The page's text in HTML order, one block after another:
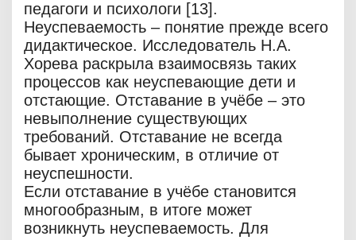
педагоги и психологи [13].
Неуспеваемость – понятие прежде всего
дидактическое. Исследователь Н.А.
Хорева раскрыла взаимосвязь таких
процессов как неуспевающие дети и
отстающие. Отставание в учёбе – это
невыполнение существующих
требований. Отставание не всегда
бывает хроническим, в отличие от
неуспешности.
Если отставание в учёбе становится
многообразным, в итоге может
возникнуть неуспеваемость. Для